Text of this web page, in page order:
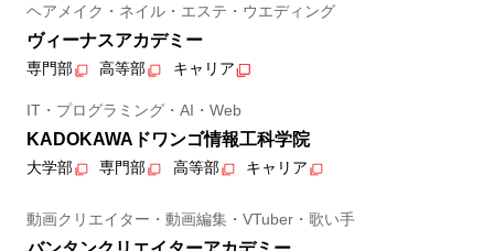
ヘアメイク・ネイル・エステ・ウエディング
ヴィーナスアカデミー
専門部 高等部 キャリア
IT・プログラミング・AI・Web
KADOKAWAドワンゴ情報工科学院
大学部 専門部 高等部 キャリア
動画クリエイター・動画編集・VTuber・歌い手